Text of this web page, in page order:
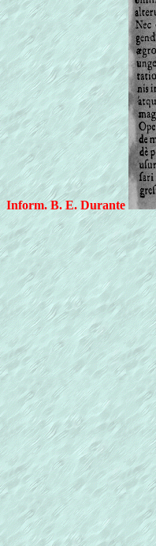
Inform. B. E. Durante